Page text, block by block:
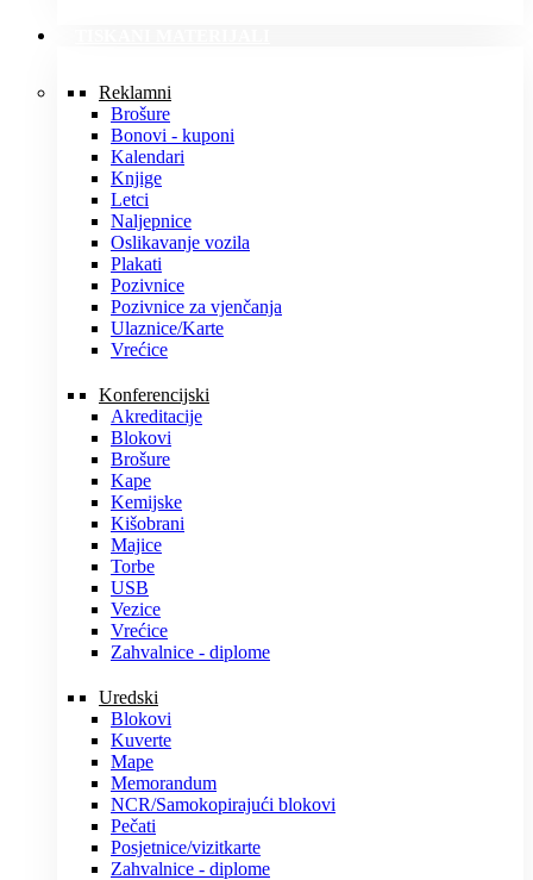
Reklamni
Brošure
Bonovi - kuponi
Kalendari
Knjige
Letci
Naljepnice
Oslikavanje vozila
Plakati
Pozivnice
Pozivnice za vjenčanja
Ulaznice/Karte
Vrećice
Konferencijski
Akreditacije
Blokovi
Brošure
Kape
Kemijske
Kišobrani
Majice
Torbe
USB
Vezice
Vrećice
Zahvalnice - diplome
Uredski
Blokovi
Kuverte
Mape
Memorandum
NCR/Samokopirajući blokovi
Pečati
Posjetnice/vizitkarte
Zahvalnice - diplome